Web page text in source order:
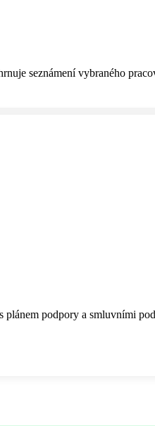
seznámení vybraného
plánem podpory a smluvními